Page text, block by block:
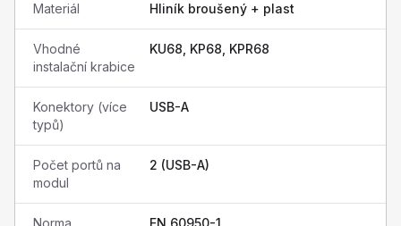
Materiál Hliník broušený + plast
Vhodné
instalační krabice
KU68, KP68, KPR68
Konektory (více
typů)
USB-A
Počet portů na
modul
2 (USB-A)
Norma EN 60950-1